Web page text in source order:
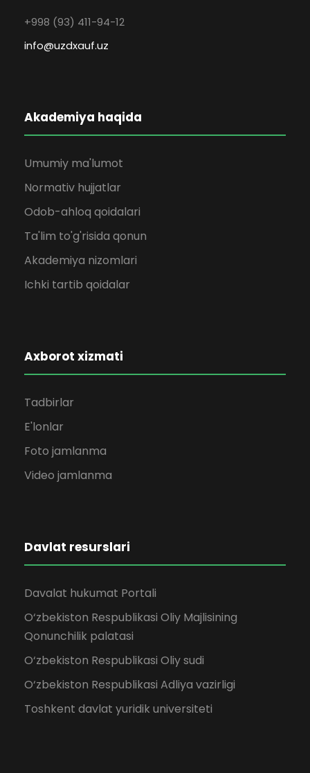
+998 (93) 411-94-12
info@uzdxauf.uz
Akademiya haqida
Umumiy ma'lumot
Normativ hujjatlar
Odob-ahloq qoidalari
Ta'lim to'g'risida qonun
Akademiya nizomlari
Ichki tartib qoidalar
Axborot xizmati
Tadbirlar
E'lonlar
Foto jamlanma
Video jamlanma
Davlat resurslari
Davalat hukumat Portali
O‘zbekiston Respublikasi Oliy Majlisining
Qonunchilik palatasi
O‘zbekiston Respublikasi Oliy sudi
O‘zbekiston Respublikasi Adliya vazirligi
Toshkent davlat yuridik universiteti